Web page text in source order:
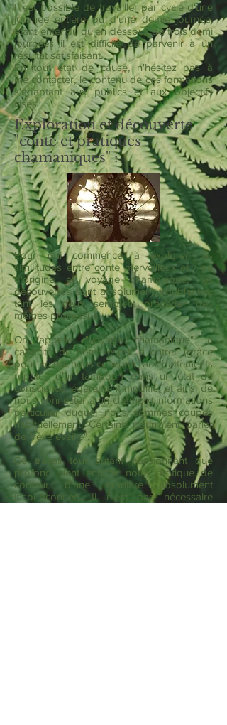
Il est possible de travailler par cycle d'une
journée entière ou d'une demie journée,
étant entendu qu'en dessous de trois demi
journées il est difficile de parvenir à un
résultat satisfaisant.
En tout état de cause, n'hésitez pas à
me contacter, le contenu de ces formations
s'adaptant aux publics et aux objectifs
visés..
Exploration et découverte
"conte et pratiques
chamaniques" :
Pour qui commence à explorer les
similitudes entre conte merveilleux et / ou
d'origine et voyage chamanique, les
découvertes sont absolument troublantes,
tant les deux semblent procéder des
mêmes processus.
On appelle "voyage chamanique" la
capacité de notre esprit à entrer (grâce
pour ce qui nous concerne aux battements
répétés d'un tambour) dans un état de
conscience légèrement modifié, et ainsi de
nous connecter à un champ d'informations
particulier duquel nous sommes coupés
habituellement. Certains pourraient parler
de "rêve éveillé".
Ce travail tout autant passionnant que
profond vient enrichir notre pratique de
conteur d'une manière absolument
insoupçonnée. Il n'est pas nécessaire